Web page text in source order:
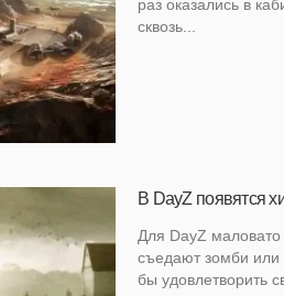
раз оказались в
сквозь...
В DayZ появятся
Для DayZ маловато
съедают зомби или
бы удовлетворить